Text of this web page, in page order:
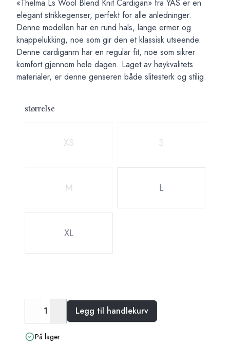
Description
«Thelma Ls Wool Blend Knit Cardigan» fra YAS er en
elegant strikkegenser, perfekt for alle anledninger.
Denne modellen har en rund hals, lange ermer og
knappelukking, noe som gir den et klassisk utseende.
Denne cardiganrn har en regular fit, noe som sikrer
komfort gjennom hele dagen. Laget av høykvalitets
materialer, er denne genseren både slitesterk og stilig.
størrelse
XS S
M L
XL
DecreaseIncreaseLegg til handlekurv
På lager